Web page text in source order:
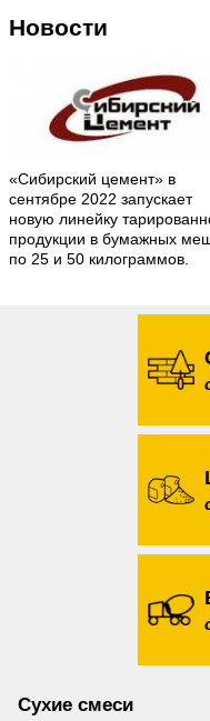
Новости
«Сибирский цемент» в
сентябре 2022 запускает
новую линейку
продукции в бумажных
по 25 и 50 килограммов.
Сухие смеси